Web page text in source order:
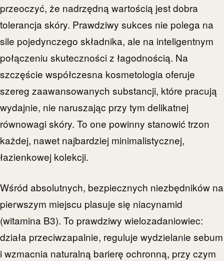
przeoczyć, że nadrzędną wartością jest dobra
tolerancja skóry. Prawdziwy sukces nie polega na
sile pojedynczego składnika, ale na inteligentnym
połączeniu skuteczności z łagodnością. Na
szczęście współczesna kosmetologia oferuje
szereg zaawansowanych substancji, które pracują
wydajnie, nie naruszając przy tym delikatnej
równowagi skóry. To one powinny stanowić trzon
każdej, nawet najbardziej minimalistycznej,
łazienkowej kolekcji.
Wśród absolutnych, bezpiecznych niezbędników na
pierwszym miejscu plasuje się niacynamid
(witamina B3). To prawdziwy wielozadaniowiec:
działa przeciwzapalnie, reguluje wydzielanie sebum
i wzmacnia naturalną barierę ochronną, przy czym